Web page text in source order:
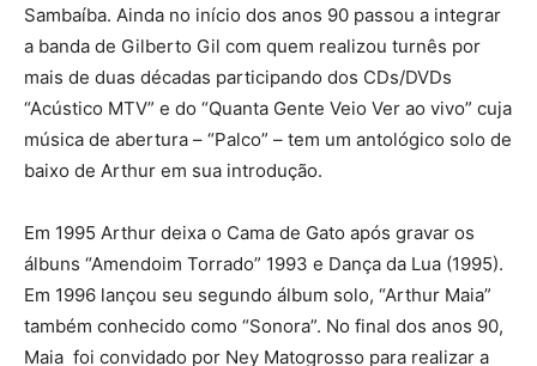
Sambaíba. Ainda no início dos anos 90 passou a integrar
a banda de Gilberto Gil com quem realizou turnês por
mais de duas décadas participando dos CDs/DVDs
“Acústico MTV” e do “Quanta Gente Veio Ver ao vivo” cuja
música de abertura – “Palco” – tem um antológico solo de
baixo de Arthur em sua introdução.
Em 1995 Arthur deixa o Cama de Gato após gravar os
álbuns “Amendoim Torrado” 1993 e Dança da Lua (1995).
Em 1996 lançou seu segundo álbum solo, “Arthur Maia”
também conhecido como “Sonora”. No final dos anos 90,
Maia foi convidado por Ney Matogrosso para realizar a